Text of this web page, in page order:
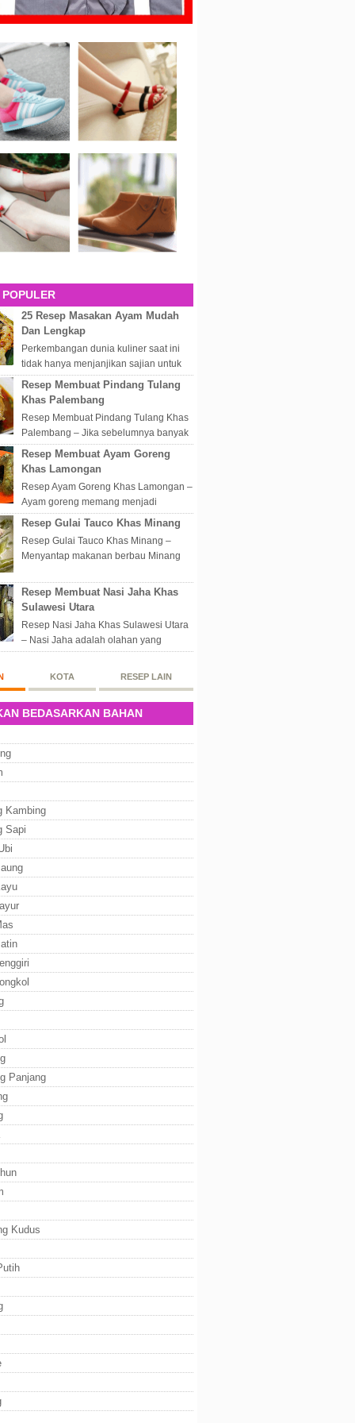
25 Resep Masakan Ayam Mudah
Dan Lengkap
Perkembangan dunia kuliner saat ini
tidak hanya menjanjikan sajian untuk
disantap nikmat sekali hap. Akan tetapi
lebih dari itu dunia kuline...
Resep Membuat Pindang Tulang
Khas Palembang
Resep Membuat Pindang Tulang Khas
Palembang – Jika sebelumnya banyak
masakan Palembang yang berbau
olahan laut, maka kali kita akan
Resep Membuat Ayam Goreng
Khas Lamongan
Resep Ayam Goreng Khas Lamongan –
Ayam goreng memang menjadi
makanan spesial di Indonesia.
Walaupun sederhana, mengingat
proses pembuatanny...
Resep Gulai Tauco Khas Minang
Resep Gulai Tauco Khas Minang –
Menyantap makanan berbau Minang
ketempatnya. Sekarang dengan
banyaknya...
Resep Membuat Nasi Jaha Khas
Sulawesi Utara
Resep Nasi Jaha Khas Sulawesi Utara
– Nasi Jaha adalah olahan yang
merupakan perpaduan antara beras
KOTA RESEP LAIN
BEDASARKAN BAHAN
Kambing
Sapi
Panjang
Kudus